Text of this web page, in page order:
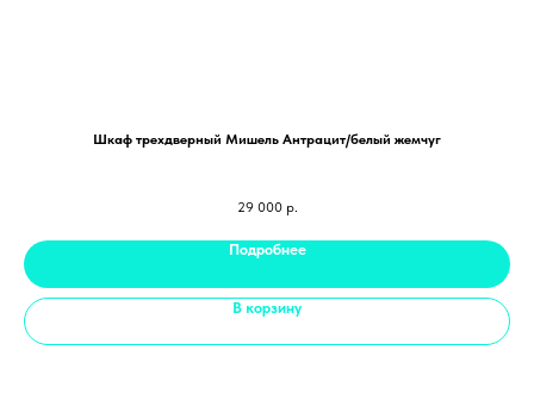
Шкаф трехдверный Мишель Антрацит/белый жемчуг
29 000 р.
Подробнее
В корзину